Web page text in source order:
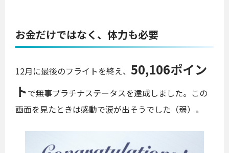
お金だけではなく、体力も必要
12月に最後のフライトを終え、 50,106ポイン
トで無事プラチナステータスを達成しました。この
画面を見たときは感動で涙が出そうでした（弱）。